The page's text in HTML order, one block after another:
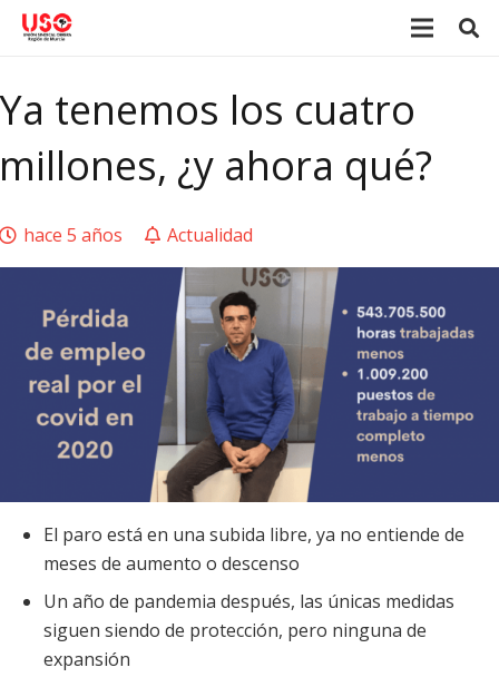
Ya tenemos los cuatro
millones, ¿y ahora qué?
hace 5 años Actualidad
El paro está en una subida libre, ya no entiende de
meses de aumento o descenso
Un año de pandemia después, las únicas medidas
siguen siendo de protección, pero ninguna de
expansión